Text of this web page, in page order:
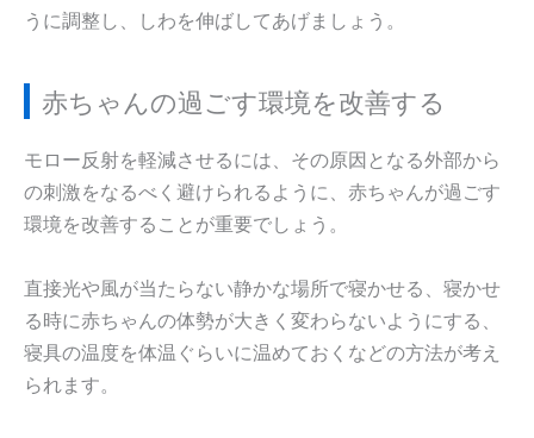
うに調整し、しわを伸ばしてあげましょう。
赤ちゃんの過ごす環境を改善する
モロー反射を軽減させるには、その原因となる外部から
の刺激をなるべく避けられるように、赤ちゃんが過ごす
環境を改善することが重要でしょう。
直接光や風が当たらない静かな場所で寝かせる、寝かせ
る時に赤ちゃんの体勢が大きく変わらないようにする、
寝具の温度を体温ぐらいに温めておくなどの方法が考え
られます。